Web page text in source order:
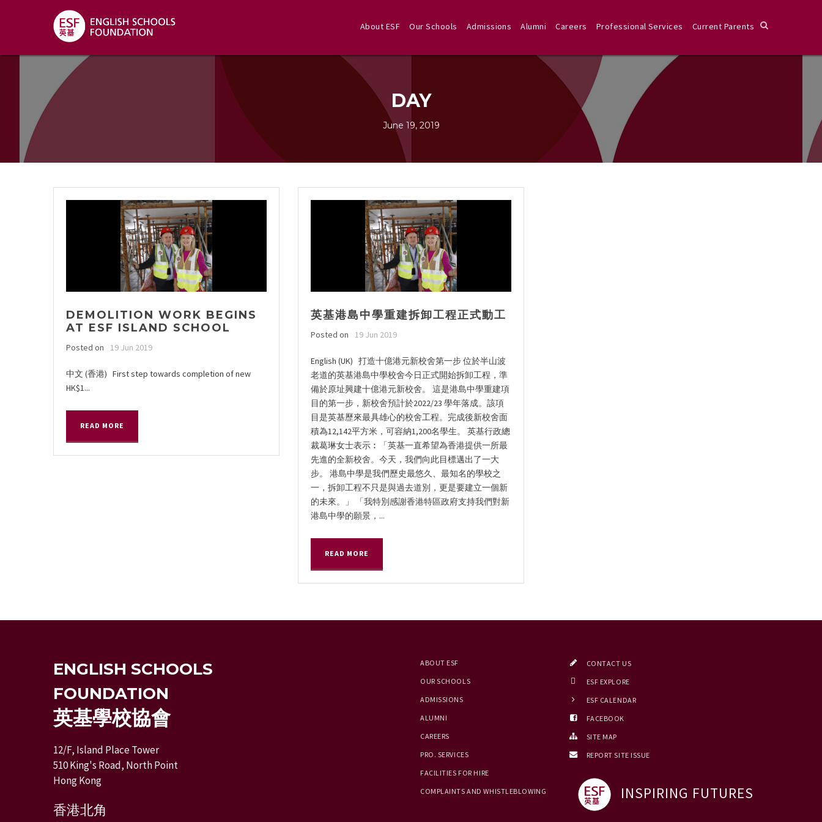
About ESF Our Schools Admissions Alumni Careers Professional Services Current Parents
DAY
June 19, 2019
DEMOLITION WORK BEGINS
AT ESF ISLAND SCHOOL
Posted on 19 Jun 2019
中文 (香港) First step towards completion of new
HK$1...
READ MORE
英基港島中學重建拆卸工程正式動工
Posted on 19 Jun 2019
English (UK) 打造十億港元新校舍第一步 位於半山波
老道的英基港島中學校舍今日正式開始拆卸工程，準
備於原址興建十億港元新校舍。 這是港島中學重建項
目的第一步，新校舍預計於2022/23 學年落成。該項
目是英基歷來最具雄心的校舍工程。完成後新校舍面
積為12,142平方米，可容納1,200名學生。 英基行政總
裁葛琳女士表示︰「英基一直希望為香港提供一所最
先進的全新校舍。今天，我們向此目標邁出了一大
步。 港島中學是我們歷史最悠久、最知名的學校之
一，拆卸工程不只是與過去道別，更是要建立一個新
的未來。」 「我特別感謝香港特區政府支持我們對新
港島中學的願景，...
READ MORE
ENGLISH SCHOOLS
FOUNDATION
英基學校協會
12/F, Island Place Tower
510 King's Road, North Point
Hong Kong
香港北角
ABOUT ESF
OUR SCHOOLS
ADMISSIONS
ALUMNI
CAREERS
PRO. SERVICES
FACILITIES FOR HIRE
COMPLAINTS AND WHISTLEBLOWING
CONTACT US
ESF EXPLORE
ESF CALENDAR
FACEBOOK
SITE MAP
REPORT SITE ISSUE
INSPIRING FUTURES